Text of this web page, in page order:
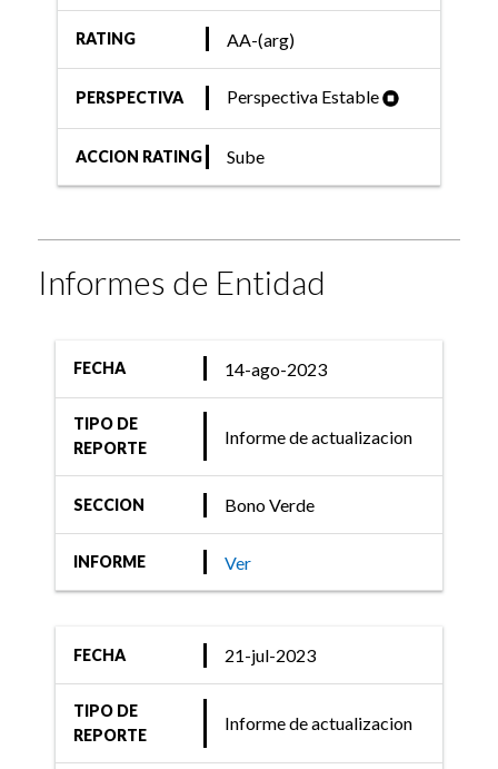
RATING AA-(arg)
PERSPECTIVA Perspectiva Estable
ACCION RATING Sube
Informes de Entidad
FECHA 14-ago-2023
TIPO DE
REPORTE
Informe de actualizacion
SECCION Bono Verde
INFORME Ver
FECHA 21-jul-2023
TIPO DE
REPORTE
Informe de actualizacion